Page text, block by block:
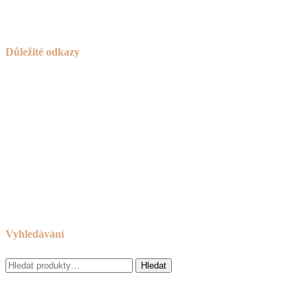
Důležité odkazy
Vyhledávání
Hledat: Hledat